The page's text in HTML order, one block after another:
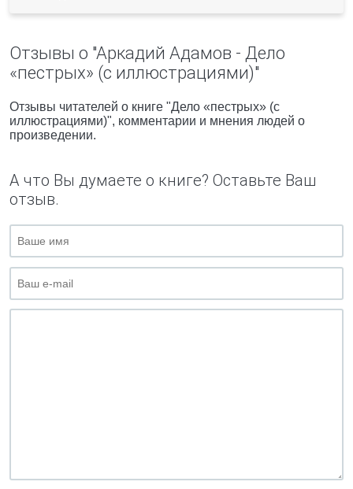
Отзывы о "Аркадий Адамов - Дело
«пестрых» (с иллюстрациями)"
Отзывы читателей о книге "Дело «пестрых» (с
иллюстрациями)", комментарии и мнения людей о
произведении.
А что Вы думаете о книге? Оставьте Ваш
отзыв.